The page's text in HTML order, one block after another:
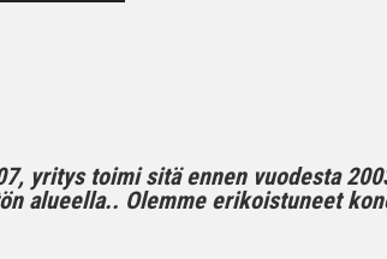
yritys toimi sitä ennen vuodesta
alueella.. Olemme erikoistuneet